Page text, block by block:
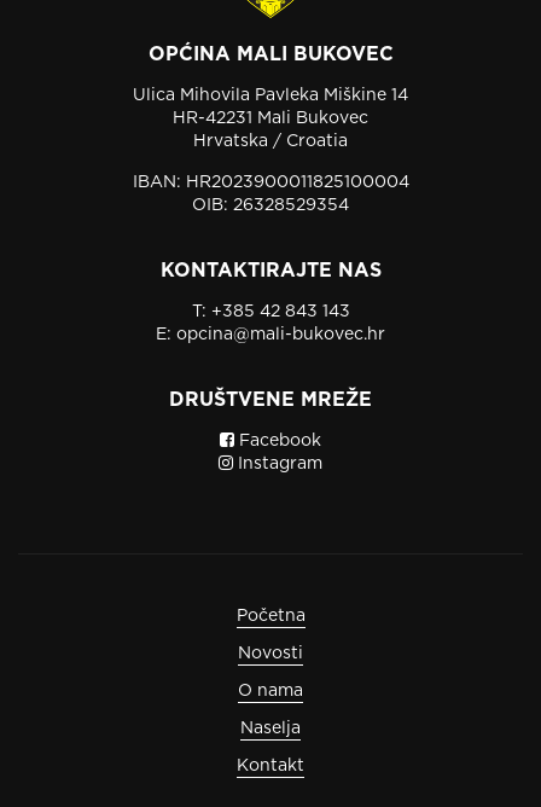
OPĆINA MALI BUKOVEC
Ulica Mihovila Pavleka Miškine 14
HR-42231 Mali Bukovec
Hrvatska / Croatia
IBAN: HR2023900011825100004
OIB: 26328529354
KONTAKTIRAJTE NAS
T: +385 42 843 143
E: opcina@mali-bukovec.hr
DRUŠTVENE MREŽE
Facebook
Instagram
Početna
Novosti
O nama
Naselja
Kontakt